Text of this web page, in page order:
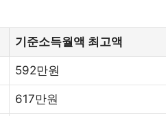
기준소득월액 최고액
592만원
617만원